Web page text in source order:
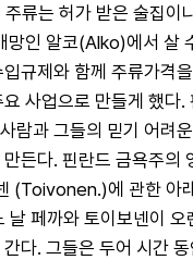
류는 허가 받은 술집이
망인 알코(Alko)에서 살
규제와 함께 주류가격
사업으로 만들게 했다.
람과 그들의 믿기 어려
든다. 핀란드 금욕주의
(Toivonen.)에 관한 아
날 페까와 토이보넨이 오
다. 그들은 두어 시간